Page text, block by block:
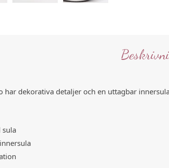
har dekorativa detaljer och en uttagbar
sula